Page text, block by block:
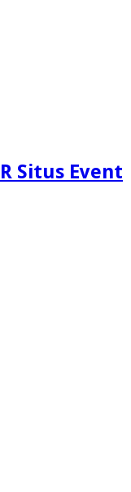
Situs Event